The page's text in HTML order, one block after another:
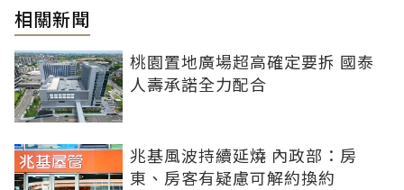
相關新聞
桃園置地廣場超高確定要拆 國泰
人壽承諾全力配合
兆基風波持續延燒 內政部：房
東、房客有疑慮可解約換約